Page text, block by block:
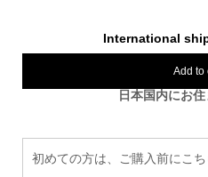
International
Add to
日本国内にお
初めての方は、ご購入前にこ